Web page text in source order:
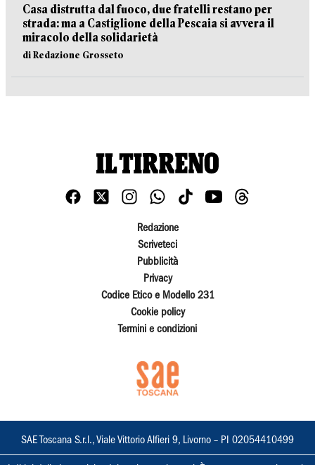
Casa distrutta dal fuoco, due fratelli restano per
strada: ma a Castiglione della Pescaia si avvera il
miracolo della solidarietà
di Redazione Grosseto
Redazione
Scriveteci
Pubblicità
Privacy
Codice Etico e Modello 231
Cookie policy
Termini e condizioni
SAE Toscana S.r.l., Viale Vittorio Alfieri 9, Livorno – PI 02054410499